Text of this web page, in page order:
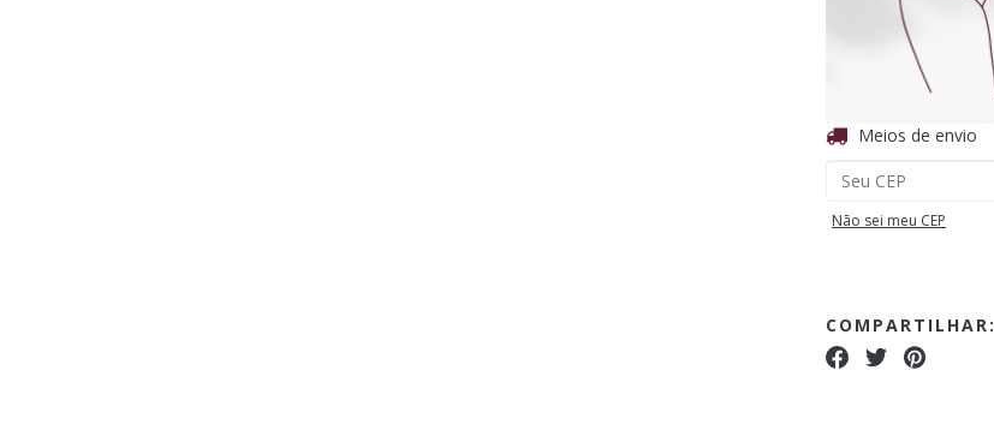
Entregas para o CEP:
Meios de envio
Não sei meu CEP
COMPARTILHAR: